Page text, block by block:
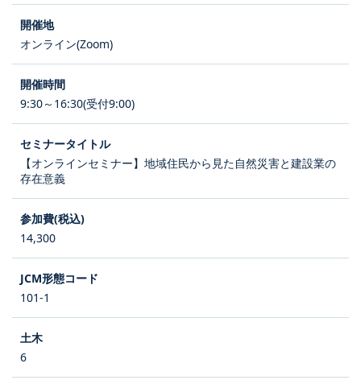
オンライン(Zoom)
9:30～16:30(受付9:00)
【オンラインセミナー】地域住民から見た自然災害と建設業の
存在意義
14,300
101-1
6